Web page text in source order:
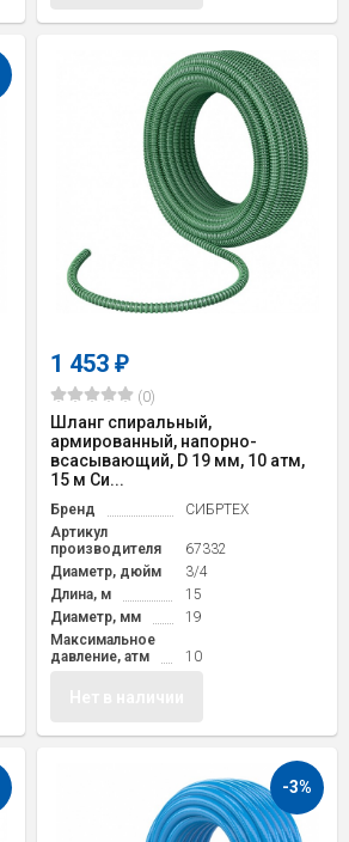
1 453₽
(0)
Шланг спиральный,
армированный, напорно-
всасывающий, D 19 мм, 10 атм,
15 м Си...
Бренд
СИБРТЕХ
Артикул
производителя
67332
Диаметр, дюйм
3/4
Длина, м
15
Диаметр, мм
19
Максимальное
давление, атм
10
-3%